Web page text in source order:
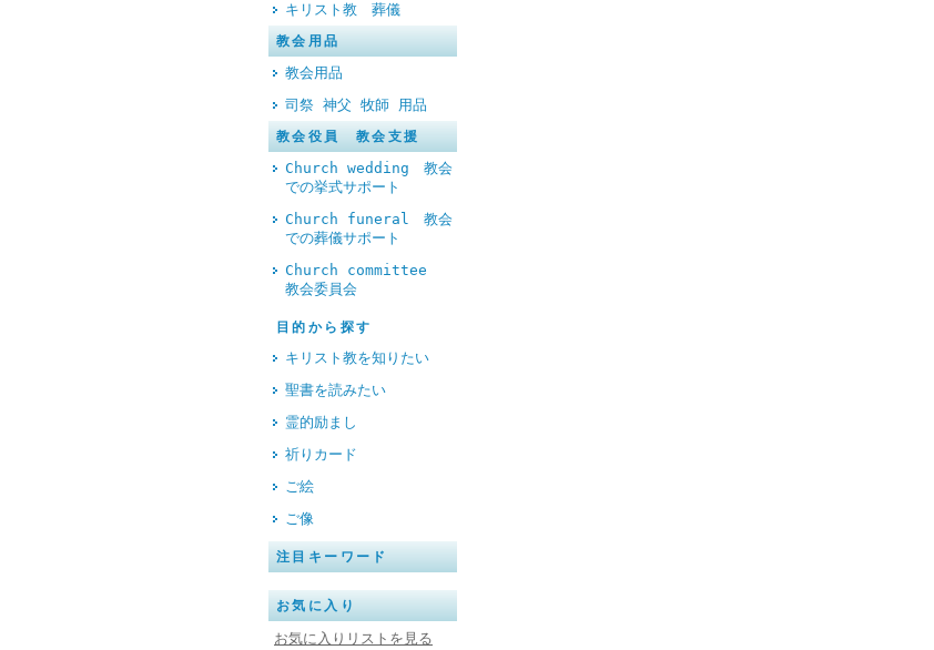
キリスト教 葬儀
教会用品
教会用品
司祭 神父 牧師 用品
教会役員 教会支援
Church wedding 教会
での挙式サポート
Church funeral 教会
での葬儀サポート
Church committee
教会委員会
目的から探す
キリスト教を知りたい
聖書を読みたい
霊的励まし
祈りカード
ご絵
ご像
注目キーワード
お気に入り
お気に入りリストを見る